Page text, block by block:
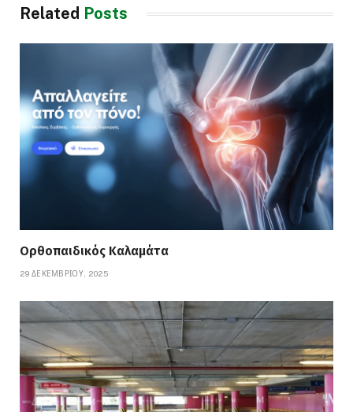
Related Posts
Ορθοπαιδικός Καλαμάτα
29 ΔΕΚΕΜΒΡΊΟΥ, 2025